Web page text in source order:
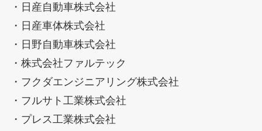
・日産自動車株式会社
・日産車体株式会社
・日野自動車株式会社
・株式会社ファルテック
・フクダエンジニアリング株式会社
・フルサト工業株式会社
・プレス工業株式会社